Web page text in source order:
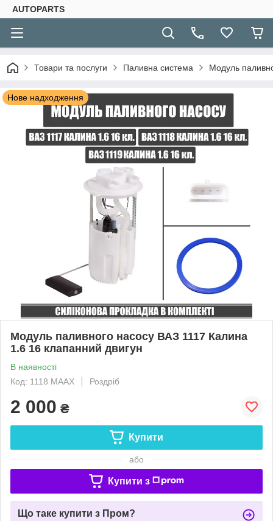
AUTOPARTS
Товари та послуги Паливна система Модуль
Нове надходження
Модуль паливного насосу ВАЗ 1117 Калина
1.6 16 клапанний двигун
В наявності
Код: 1118 MAAX
Роздріб
2 000 ₴
Купити
або
Купити з
Що таке купити з Пром?